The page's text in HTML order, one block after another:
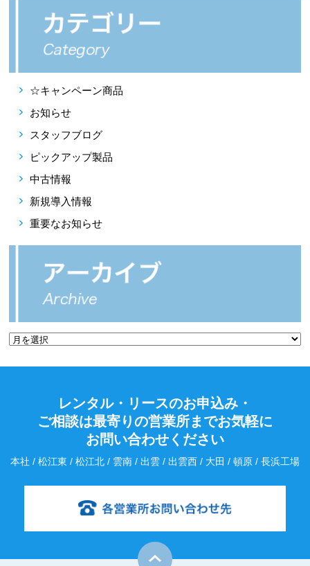
☆キャンペーン商品
お知らせ
スタッフブログ
ピックアップ製品
中古情報
新規導入情報
重要なお知らせ
レンタル・リースのお申込み・
ご相談は最寄りの営業所までお気軽に
お問い合わせください
本社 / 松江東 / 松江北 / 雲南 / 出雲 / 出雲西 / 大田 / 頓原 / 長浜工場